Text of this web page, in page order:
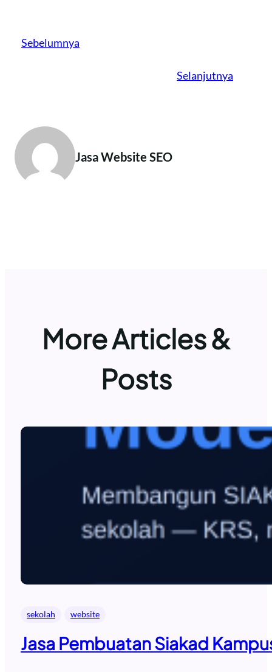
Sebelumnya
Selanjutnya
Jasa Website SEO
More Articles &
Posts
sekolah website
Jasa Pembuatan Siakad